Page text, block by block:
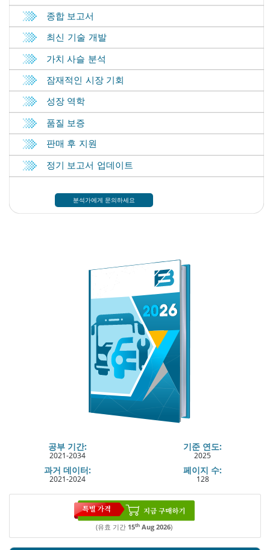
분석가에게 문의하세요
공부 기간:
2021-2034
기준 연도:
2025
과거 데이터:
2021-2024
페이지 수:
128
(유효 기간 15th Aug 2026)